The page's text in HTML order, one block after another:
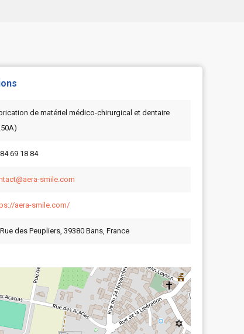
de matériel médico-chirurgical et dentaire
69 18 84
smile.com
aera-smile.com/
des Peupliers, 39380 Bans, France